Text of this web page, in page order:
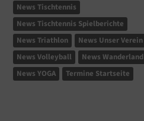
News Tischtennis
News Tischtennis Spielberichte
News Triathlon
News Unser Verein
News Volleyball
News Wanderland
News YOGA
Termine Startseite